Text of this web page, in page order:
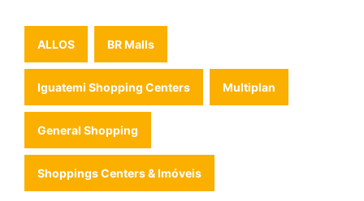
ALLOS BR Malls
Iguatemi Shopping Centers Multiplan
General Shopping
Shoppings Centers & Imóveis